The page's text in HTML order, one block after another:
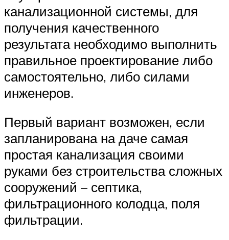
канализационной системы, для
получения качественного
результата необходимо выполнить
правильное проектирование либо
самостоятельно, либо силами
инженеров.
Первый вариант возможен, если
запланирована на даче самая
простая канализация своими
руками без строительства сложных
сооружений – септика,
фильтрационного колодца, поля
фильтрации.